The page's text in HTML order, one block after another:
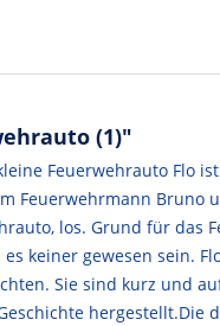
(1)"
Feuerwehrauto
Feuerwehrmann
los. Grund für das
keiner gewesen sein.
Sie sind kurz und
hergestellt.Die